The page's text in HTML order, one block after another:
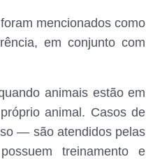
mencionados como
em conjunto com
animais estão em
animal. Casos de
— são atendidos pelas
treinamento e